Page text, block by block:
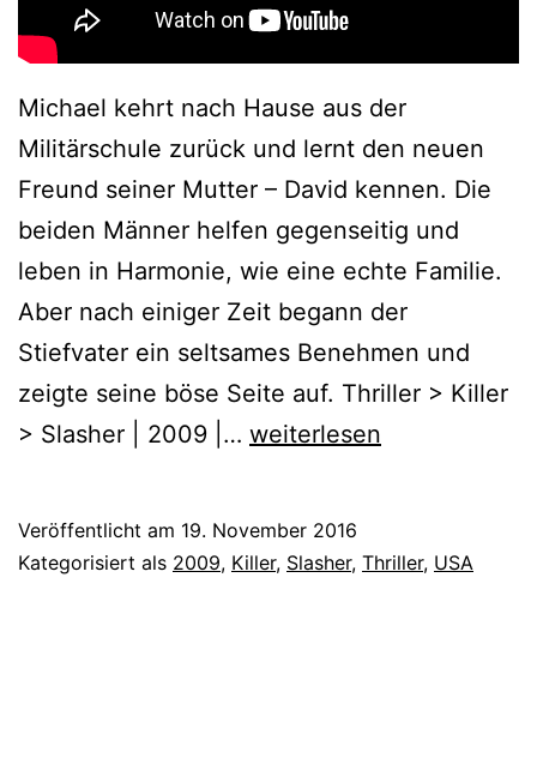
Michael kehrt nach Hause aus der
Militärschule zurück und lernt den neuen
Freund seiner Mutter – David kennen. Die
beiden Männer helfen gegenseitig und
leben in Harmonie, wie eine echte Familie.
Aber nach einiger Zeit begann der
Stiefvater ein seltsames Benehmen und
zeigte seine böse Seite auf. Thriller > Killer
> Slasher | 2009 |… Stepfather
weiterlesen
Veröffentlicht am 19. November 2016
Kategorisiert als 2009, Killer, Slasher, Thriller, USA